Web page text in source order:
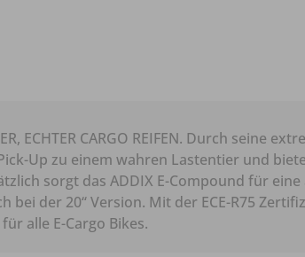
ECHTER CARGO REIFEN. Durch seine
Up zu einem wahren Lastentier und
sorgt das ADDIX E-Compound für
der 20‘‘ Version. Mit der ECE-R75
alle E-Cargo Bikes.